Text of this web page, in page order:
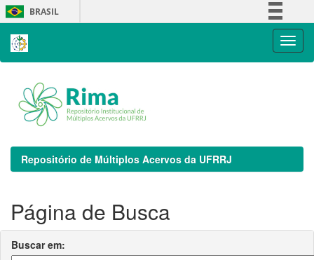
Skip
navigation
BRASIL
Repositório de Múltiplos Acervos da UFRRJ
Página de Busca
Buscar em: